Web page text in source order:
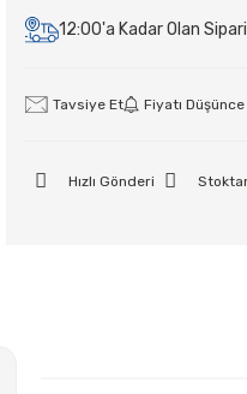
12:00'a Kadar Olan
Tavsiye Et Fiyatı
Hızlı Gönderi